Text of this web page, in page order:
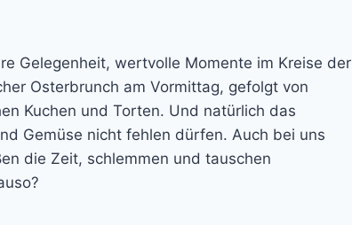
Gelegenheit, wertvolle Momente im Kreise der
Osterbrunch am Vormittag, gefolgt von
Kuchen und Torten. Und natürlich das
Gemüse nicht fehlen dürfen. Auch bei uns
die Zeit, schlemmen und tauschen